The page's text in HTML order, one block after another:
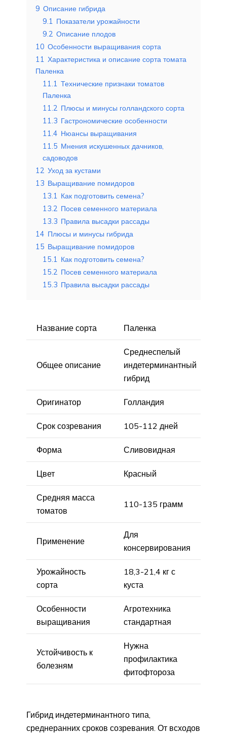
9 Описание гибрида
9.1 Показатели урожайности
9.2 Описание плодов
10 Особенности выращивания сорта
11 Характеристика и описание сорта томата
Паленка
11.1 Технические признаки томатов
Паленка
11.2 Плюсы и минусы голландского сорта
11.3 Гастрономические особенности
11.4 Нюансы выращивания
11.5 Мнения искушенных дачников,
садоводов
12 Уход за кустами
13 Выращивание помидоров
13.1 Как подготовить семена?
13.2 Посев семенного материала
13.3 Правила высадки рассады
14 Плюсы и минусы гибрида
15 Выращивание помидоров
15.1 Как подготовить семена?
15.2 Посев семенного материала
15.3 Правила высадки рассады
Название сорта Паленка
Общее описание
Среднеспелый
индетерминантный
гибрид
Оригинатор Голландия
Срок созревания 105-112 дней
Форма Сливовидная
Цвет Красный
Средняя масса
томатов
110-135 грамм
Применение
Для
консервирования
Урожайность
сорта
18,3-21,4 кг с
куста
Особенности
выращивания
Агротехника
стандартная
Устойчивость к
болезням
Нужна
профилактика
фитофтороза
Гибрид индетерминантного типа,
среднеранних сроков созревания. От всходов